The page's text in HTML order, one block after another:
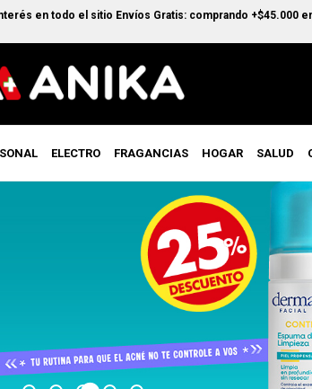
el sitio Envíos Gratis: comprando +$45.000 en CABA y
ELECTRO FRAGANCIAS HOGAR SALUD